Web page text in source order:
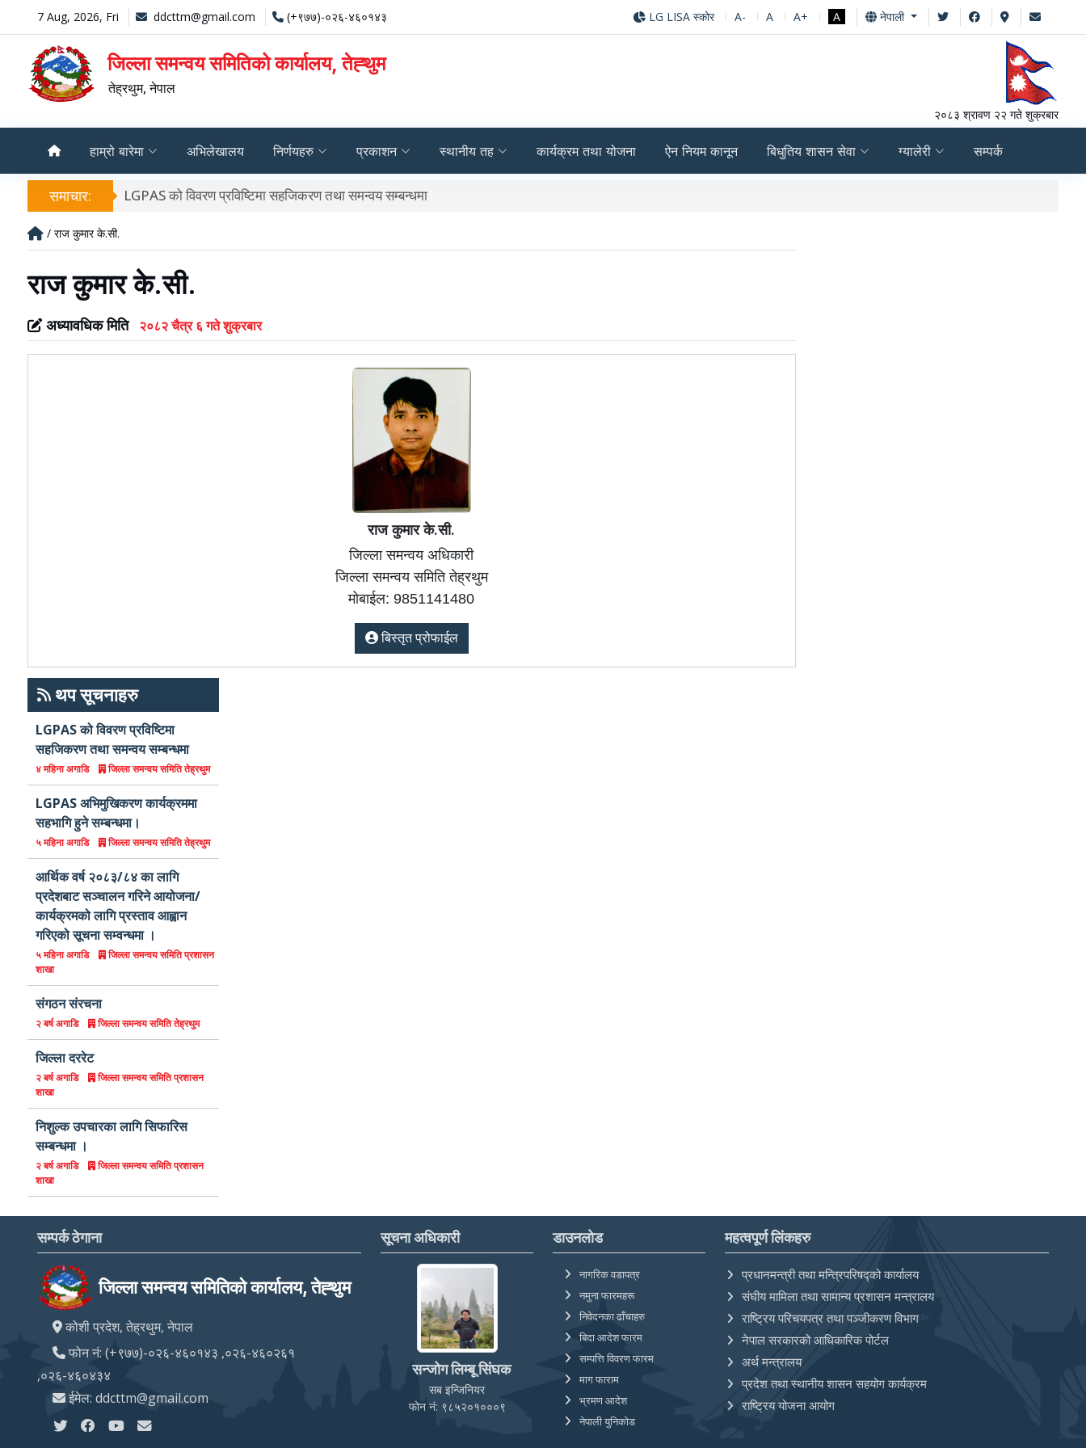
7 Aug, 2026, Fri ddcttm@gmail.com (+९७७)-०२६-४६०१४३ LG LISA स्कोर A- A A+ A नेपाली
जिल्ला समन्वय समितिको कार्यालय, तेह्थुम
तेह्रथुम, नेपाल
२०८३ श्रावण २२ गते शुक्रबार
हाम्रो बारेमा अभिलेखालय निर्णयहरु प्रकाशन स्थानीय तह कार्यक्रम तथा योजना ऐन नियम कानून बिधुतिय शासन सेवा ग्यालेरी सम्पर्क
समाचार: LGPAS अभिमुखिकरण कार्यक्रममा सहभागि हुने सम्बन्धमा।
/ राज कुमार के.सी.
राज कुमार के.सी.
अध्यावधिक मिति २०८२ चैत्र ६ गते शुक्रबार
राज कुमार के.सी.
जिल्ला समन्वय अधिकारी
जिल्ला समन्वय समिति तेह्रथुम
मोबाईल: 9851141480
बिस्तृत प्रोफाईल
थप सूचनाहरु
LGPAS को विवरण प्रविष्टिमा
सहजिकरण तथा समन्वय सम्बन्धमा
४ महिना अगाडि जिल्ला समन्वय समिति तेह्रथुम
LGPAS अभिमुखिकरण कार्यक्रममा
सहभागि हुने सम्बन्धमा।
५ महिना अगाडि जिल्ला समन्वय समिति तेह्रथुम
आर्थिक वर्ष २०८३/८४ का लागि
प्रदेशबाट सञ्चालन गरिने आयोजना/
कार्यक्रमको लागि प्रस्ताव आह्वान
गरिएको सूचना सम्वन्धमा ।
५ महिना अगाडि
जिल्ला समन्वय समिति प्रशासन
शाखा
संगठन संरचना
२ बर्ष अगाडि जिल्ला समन्वय समिति तेह्रथुम
जिल्ला दररेट
२ बर्ष अगाडि
जिल्ला समन्वय समिति प्रशासन
शाखा
निशुल्क उपचारका लागि सिफारिस
सम्बन्धमा ।
२ बर्ष अगाडि
जिल्ला समन्वय समिति प्रशासन
शाखा
सम्पर्क ठेगाना
जिल्ला समन्वय समितिको कार्यालय, तेह्थुम
कोशी प्रदेश, तेह्रथुम, नेपाल
फोन नं: (+९७७)-०२६-४६०१४३ ,०२६-४६०२६१
,०२६-४६०४३४
ईमेल: ddcttm@gmail.com
सूचना अधिकारी
सन्जोग लिम्बू सिंघक
सब इन्जिनियर
फोन नं: ९८५२०१०००९
डाउनलोड
नागरिक वडापत्र
नमुना फारमहरू
निवेदनका ढाँचाहरु
बिदा आदेश फारम
सम्पत्ति विवरण फारम
माग फाराम
भ्रमण आदेश
नेपाली युनिकोड
महत्वपूर्ण लिंकहरु
प्रधानमन्त्री तथा मन्त्रिपरिषद्को कार्यालय
संघीय मामिला तथा सामान्य प्रशासन मन्त्रालय
राष्ट्रिय परिचयपत्र तथा पञ्‍जीकरण विभाग
नेपाल सरकारको आधिकारिक पोर्टल
अर्थ मन्त्रालय
प्रदेश तथा स्थानीय शासन सहयोग कार्यक्रम
राष्ट्रिय योजना आयोग